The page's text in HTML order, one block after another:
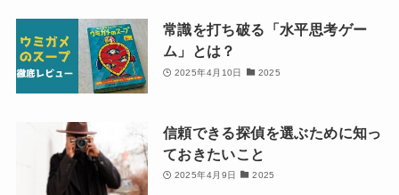
常識を打ち破る「水平思考ゲー
ム」とは？
2025年4月10日 2025
信頼できる探偵を選ぶために知っ
ておきたいこと
2025年4月9日 2025